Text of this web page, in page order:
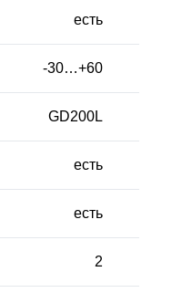
есть
-30…+60
GD200L
есть
есть
2